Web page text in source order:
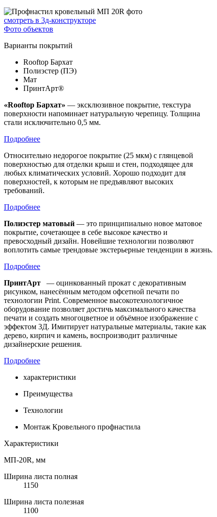
смотреть в 3д-конструкторе
Фото объектов
Варианты покрытий
Rooftop Бархат
Полиэстер (ПЭ)
Мат
ПринтАрт®
«Rooftop Бархат» — эксклюзивное покрытие, текстура
поверхности напоминает натуральную черепицу. Толщина
стали исключительно 0,5 мм.
Подробнее
Относительно недорогое покрытие (25 мкм) с глянцевой
поверхностью для отделки крыш и стен, подходящее для
любых климатических условий. Хорошо подходит для
поверхностей, к которым не предъявляют высоких
требований.
Подробнее
Полиэстер матовый — это принципиально новое матовое
покрытие, сочетающее в себе высокое качество и
превосходный дизайн. Новейшие технологии позволяют
воплотить самые трендовые экстерьерные тенденции в жизнь.
Подробнее
ПринтАрт
— оцинкованный прокат с декоративным
рисунком, нанесённым методом офсетной печати по
технологии Print. Современное высокотехнологичное
оборудование позволяет достичь максимального качества
печати и создать многоцветное и объёмное изображение с
эффектом 3Д. Имитирует натуральные материалы, такие как
дерево, кирпич и камень, воспроизводит различные
дизайнерские решения.
Подробнее
характеристики
Преимущества
Технологии
Монтаж Кровельного профнастила
Характеристики
МП-20R, мм
Ширина листа полная
1150
Ширина листа полезная
1100